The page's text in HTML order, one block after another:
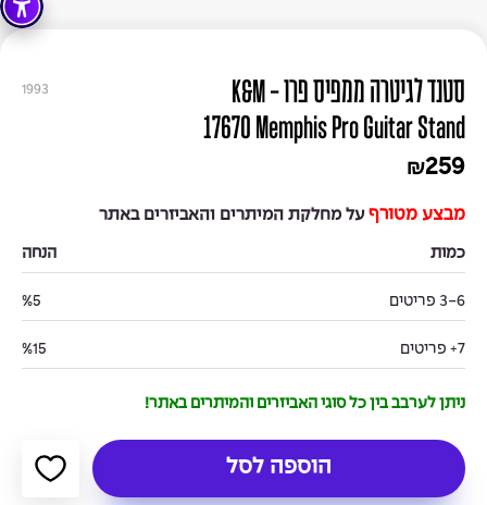
1993
סטנד לגיטרה ממפיס פרו - K&M
17670 Memphis Pro Guitar Stand
₪259
מבצע מטורף על מחלקת המיתרים והאביזרים באתר
כמות הנחה
3-6 פריטים %5
7+ פריטים %15
ניתן לערבב בין כל סוגי האביזרים והמיתרים באתר!
הוספה לסל